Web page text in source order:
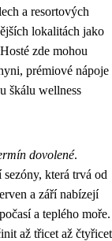
a resortových
lokalitách jako
zde mohou
prémiové nápoje
škálu wellness
dovolené.
která trvá od
a září nabízejí
a teplého moře.
až třicet až čtyřicet